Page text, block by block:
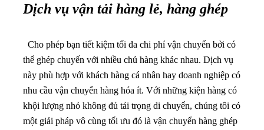
Dịch vụ vận tải hàng lẻ, hàng ghép
Cho phép bạn tiết kiệm tối đa chi phí vận chuyển bởi có
thể ghép chuyến với nhiều chủ hàng khác nhau. Dịch vụ
này phù hợp với khách hàng cá nhân hay doanh nghiệp có
nhu cầu vận chuyển hàng hóa ít. Với những kiện hàng có
khội lượng nhỏ không đủ tải trọng di chuyển, chúng tôi có
một giải pháp vô cùng tối ưu đó là vận chuyển hàng ghép